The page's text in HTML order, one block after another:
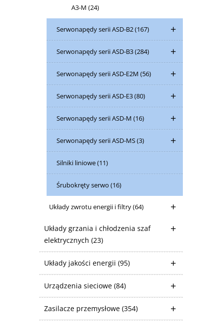
A3-M (24)
Serwonapędy serii ASD-B2(167)
Serwonapędy serii ASD-B3(284)
Serwonapędy serii ASD-E2M (56)
Serwonapędy serii ASD-E3(80)
Serwonapędy serii ASD-M (16)
Serwonapędy serii ASD-MS(3)
Silniki liniowe(11)
Śrubokręty serwo (16)
Układy zwrotu energii i filtry(64)
Układy grzania i chłodzenia szaf
elektrycznych (23)
Układy jakości energii (95)
Urządzenia sieciowe (84)
Zasilacze przemysłowe (354)